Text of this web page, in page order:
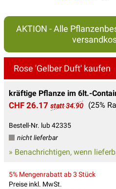
AKTION - Alle
Rose 'Gelber Duft' kaufen
kräftige Pflanze im 6lt.-
CHF 26.17 statt 34.90 (25%
Bestell-Nr. lub 42335
nicht lieferbar
» Benachrichtigen, wenn
5% Mengenrabatt ab 3 Stück
Preise inkl. MwSt.